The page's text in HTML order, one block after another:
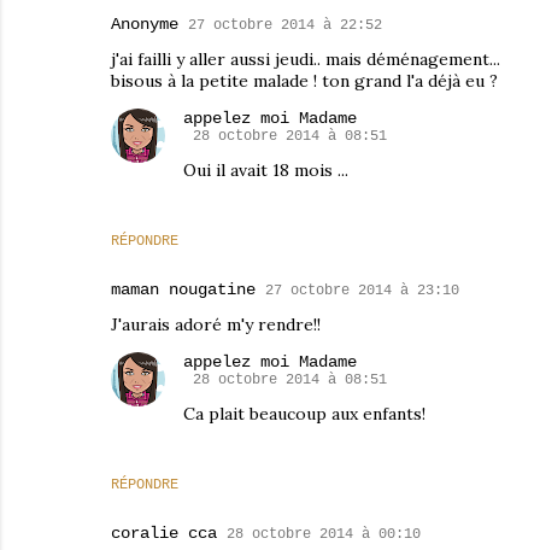
Anonyme 27 octobre 2014 à 22:52
j'ai failli y aller aussi jeudi.. mais déménagement...
bisous à la petite malade ! ton grand l'a déjà eu ?
RÉPONDRE
appelez moi Madame
28 octobre 2014 à 08:51
Oui il avait 18 mois ...
maman nougatine 27 octobre 2014 à 23:10
J'aurais adoré m'y rendre!!
RÉPONDRE
appelez moi Madame
28 octobre 2014 à 08:51
Ca plait beaucoup aux enfants!
coralie cca 28 octobre 2014 à 00:10